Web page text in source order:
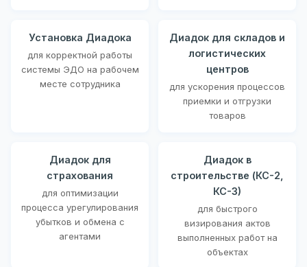
Установка Диадока
для корректной работы
системы ЭДО на рабочем
месте сотрудника
Диадок для складов и
логистических
центров
для ускорения процессов
приемки и отгрузки
товаров
Диадок для
страхования
для оптимизации
процесса урегулирования
убытков и обмена с
агентами
Диадок в
строительстве (КС-2,
КС-3)
для быстрого
визирования актов
выполненных работ на
объектах